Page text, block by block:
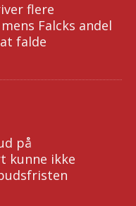
flere
Falcks andel
falde
på
kunne ikke